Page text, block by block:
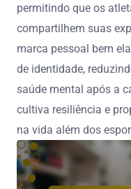
permitindo que os
compartilhem suas
marca pessoal bem
de identidade,
saúde mental após a
cultiva resiliência e
na vida além dos